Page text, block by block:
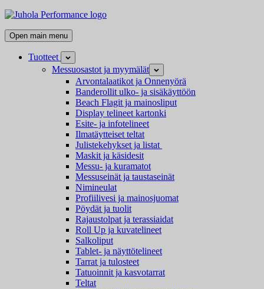
Skip
content
Juhola
Kaikki
messutuotteet
mainostarvikkeet
Open main menu
Tuotteet
Open
child
menu
Messuosastot ja myymälät Open
child
menu
Arvontalaatikot ja Onnenyörä
Banderollit ulko- ja sisäkäyttöön
Beach Flagit ja mainosliput
Display telineet kartonki
Esite- ja infotelineet
Ilmatäytteiset teltat
Julistekehykset ja listat
Maskit ja käsidesit
Messu- ja kuramatot
Messuseinät ja taustaseinät
Nimineulat
Profiilivesi ja mainosjuomat
Pöydät ja tuolit
Rajaustolpat ja terassiaidat
Roll Up ja kuvatelineet
Salkoliput
Tablet- ja näyttötelineet
Tarrat ja tulosteet
Tatuoinnit ja kasvotarrat
Teltat